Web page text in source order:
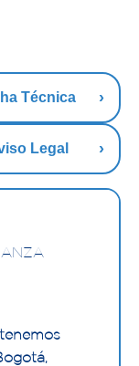
Técnica
Legal